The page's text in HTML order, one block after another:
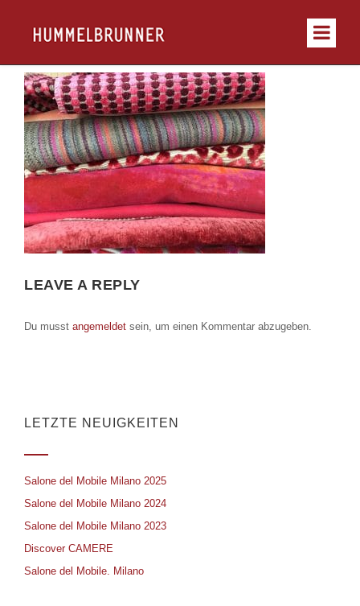
LEAVE A REPLY
Du musst angemeldet sein, um einen Kommentar abzugeben.
LETZTE NEUIGKEITEN
Salone del Mobile Milano 2025
Salone del Mobile Milano 2024
Salone del Mobile Milano 2023
Discover CAMERE
Salone del Mobile. Milano